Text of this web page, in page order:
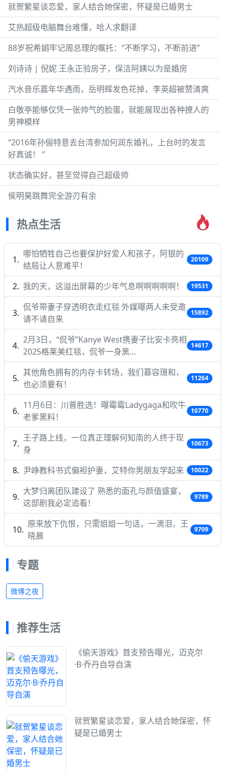
就贺繁星谈恋爱，家人结合她保密，怀疑是已婚男士
艾热超级电脑舞台难懂，哈人求翻译
88岁祝希娟牢记周总理的嘱托：“不断学习，不断前进”
刘诗诗 | 倪妮 王永正验房子，保洁阿姨以为是婚房
汽水音乐嘉年华遇雨，岳明辉发色花掉，李英超被赞清爽
白敬亭能够仅凭一张帅气的脸蛋，就能展现出各种撩人的
男神模样
“2016年孙俪特意去台湾参加何润东婚礼，上台时的发言
好真诚！ ”
状态确实好，甚至觉得自己超级帅
侯明昊跳舞完全游刃有余
热点生活
哪怕牺牲自己也要保护好爱人和孩子，阿银的
结局让人意难平！
20109
我的天，这溢出屏幕的少年气息啊啊啊啊啊！ 19531
侃爷带妻子穿透明衣走红毯 外媒曝两人未受邀
请不请自来
15892
2月3日，“侃爷”Kanye West携妻子比安卡亮相
2025格莱美红毯，侃爷一身黑…
14617
其他角色拥有的内存卡转场，我们慕容璟和，
也必须要有！
11264
11月6日：川普胜选！曝霉霉Ladygaga和吹牛
老爹黑料！
10770
王子路上线，一位真正理解何知南的人终于现
身
10673
尹峥教科书式偏袒护妻，艾特你男朋友学起来 10022
大梦归离团队建设了 熟悉的面孔与颜值盛宴，
这部剧我必定追看！
9789
原来放下仇恨，只需姐姐一句话，一滴泪，王
晓晨
9709
专题
微博之夜
推荐生活
《偷天游戏》首支预告曝光，迈克尔
·B·乔丹自导自演
就贺繁星谈恋爱，家人结合她保密，怀
疑是已婚男士